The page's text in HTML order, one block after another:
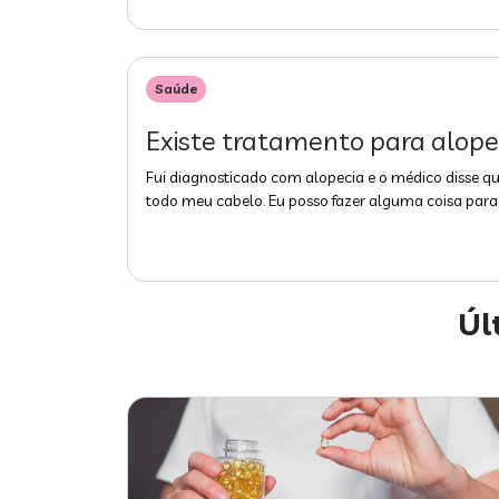
Saúde
Existe tratamento para
Fui diagnosticado com alopecia e o médico disse
todo meu cabelo. Eu posso fazer alguma coisa